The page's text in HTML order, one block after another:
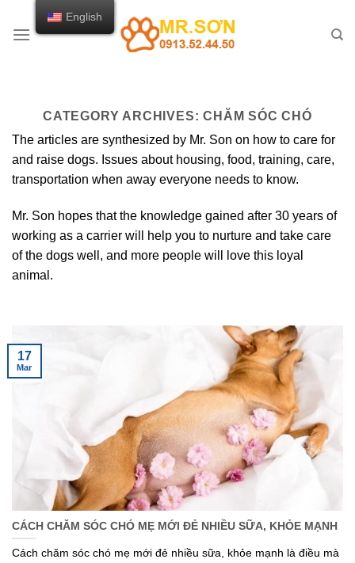
CATEGORY ARCHIVES:CHĂM SÓC CHÓ
The articles are synthesized by Mr. Son on how to care for
and raise dogs. Issues about housing, food, training, care,
transportation when away everyone needs to know.
Mr. Son hopes that the knowledge gained after 30 years of
working as a carrier will help you to nurture and take care
of the dogs well, and more people will love this loyal
animal.
CÁCH CHĂM SÓC CHÓ MẸ MỚI ĐẺ NHIỀU SỮA, KHỎE MẠNH
Cách chăm sóc chó mẹ mới đẻ nhiều sữa, khỏe mạnh là điều mà
17
Mar
English